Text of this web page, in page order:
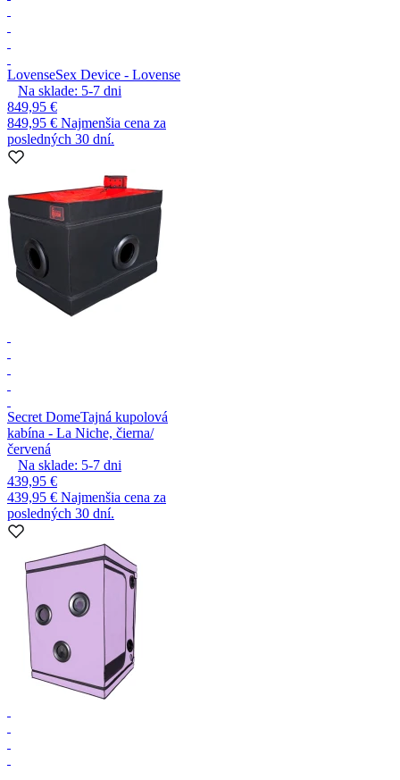
LovenseSex Device - Lovense
Na sklade: 5-7 dni
849,95 €
849,95 € Najmenšia cena za
posledných 30 dní.
Secret DomeTajná kupolová
kabína - La Niche, čierna/
červená
Na sklade: 5-7 dni
439,95 €
439,95 € Najmenšia cena za
posledných 30 dní.